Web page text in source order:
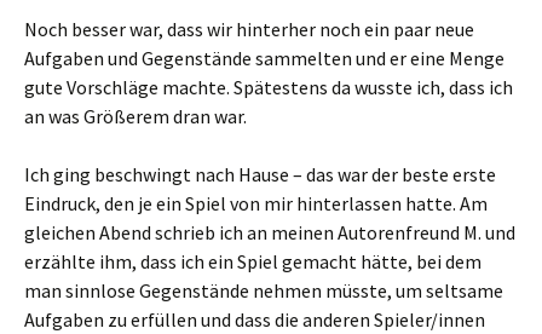
Noch besser war, dass wir hinterher noch ein paar neue
Aufgaben und Gegenstände sammelten und er eine Menge
gute Vorschläge machte. Spätestens da wusste ich, dass ich
an was Größerem dran war.
Ich ging beschwingt nach Hause – das war der beste erste
Eindruck, den je ein Spiel von mir hinterlassen hatte. Am
gleichen Abend schrieb ich an meinen Autorenfreund M. und
erzählte ihm, dass ich ein Spiel gemacht hätte, bei dem
man sinnlose Gegenstände nehmen müsste, um seltsame
Aufgaben zu erfüllen und dass die anderen Spieler/innen